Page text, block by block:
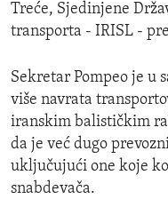
Treće, Sjedinjene
transporta - IRISL -
Sekretar Pompeo je u
više navrata
iranskim balističkim
da je već dugo
uključujući one koje
snabdevača.